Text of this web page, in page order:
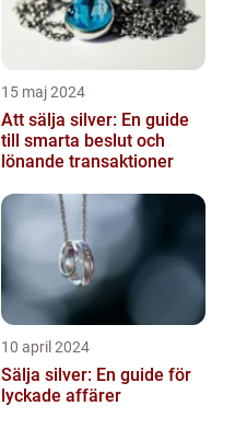
15 maj 2024
Att sälja silver: En guide
till smarta beslut och
lönande transaktioner
10 april 2024
Sälja silver: En guide för
lyckade affärer